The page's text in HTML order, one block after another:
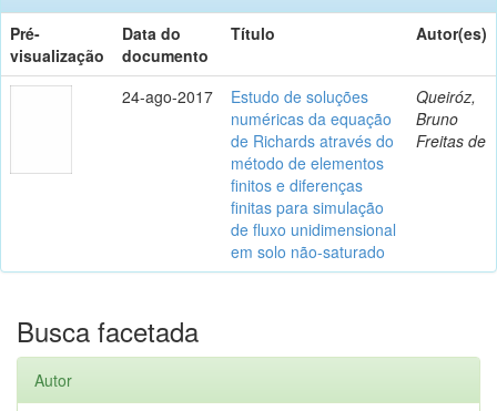
Pré-
visualização
Data do
documento
Título Autor(es)
24-ago-2017
Estudo de soluções
numéricas da equação
de Richards através do
método de elementos
finitos e diferenças
finitas para simulação
de fluxo unidimensional
em solo não-saturado
Queiróz,
Bruno
Freitas de
Busca facetada
Autor